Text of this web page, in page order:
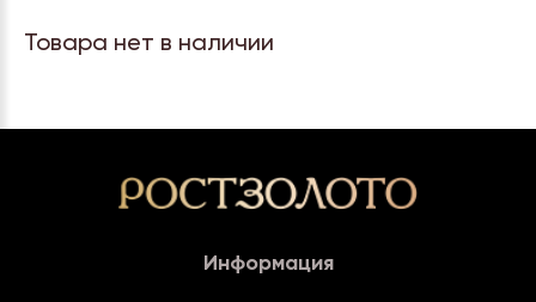
Товара нет в наличии
Информация